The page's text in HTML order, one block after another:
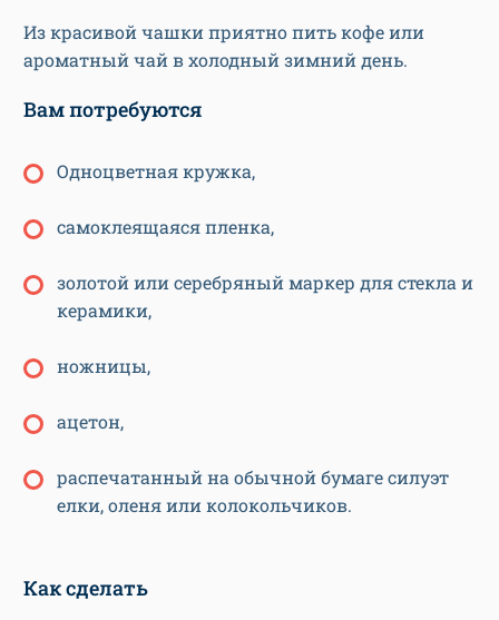
Из красивой чашки приятно пить кофе или
ароматный чай в холодный зимний день.
Вам потребуются
Одноцветная кружка,
самоклеящаяся пленка,
золотой или серебряный маркер для стекла и
керамики,
ножницы,
ацетон,
распечатанный на обычной бумаге силуэт
елки, оленя или колокольчиков.
Как сделать